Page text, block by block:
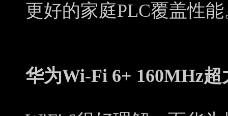
更好的家庭PLC覆盖性
华为Wi-Fi 6+ 160MHz超